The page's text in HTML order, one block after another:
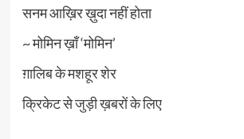
सनम आख़िर ख़ुदा नहीं होता
~ मोमिन ख़ाँ ‘मोमिन’
ग़ालिब के मशहूर शेर
क्रिकेट से जुड़ी ख़बरों के लिए